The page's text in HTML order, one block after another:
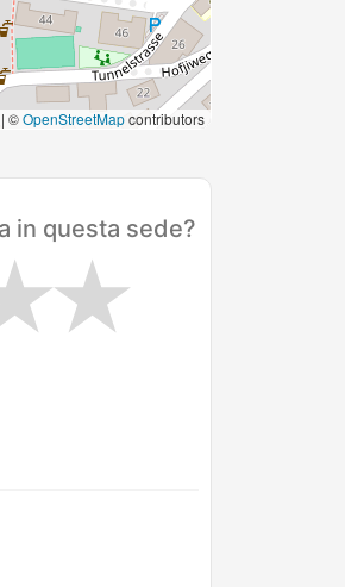
| ©OpenStreetMapcontributors
in questa sede?